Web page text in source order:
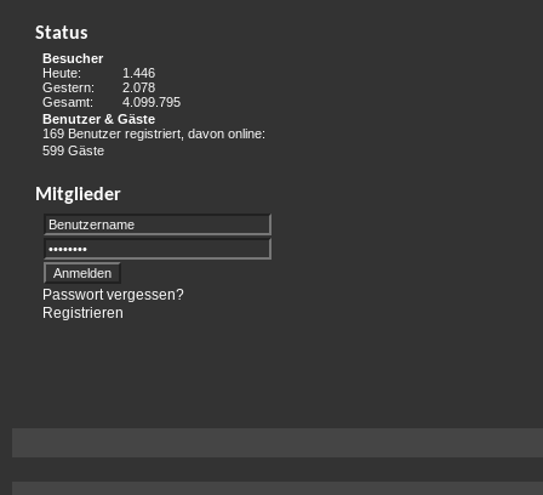
Status
Besucher
Heute:
1.446
Gestern:
2.078
Gesamt:
4.099.795
Benutzer & Gäste
169 Benutzer registriert, davon online:
599 Gäste
Mitglieder
Passwort vergessen?
Registrieren